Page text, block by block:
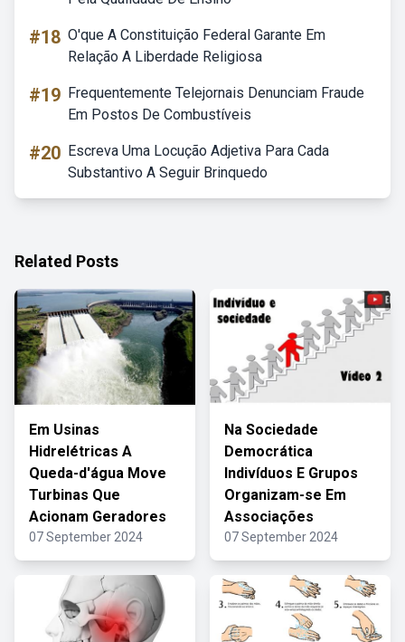
#18 O'que A Constituição Federal Garante Em
Relação A Liberdade Religiosa
#19 Frequentemente Telejornais Denunciam Fraude
Em Postos De Combustíveis
#20 Escreva Uma Locução Adjetiva Para Cada
Substantivo A Seguir Brinquedo
Related Posts
Em Usinas
Hidrelétricas A
Queda-d'água Move
Turbinas Que
Acionam Geradores
07 September 2024
Na Sociedade
Democrática
Indivíduos E Grupos
Organizam-se Em
Associações
07 September 2024